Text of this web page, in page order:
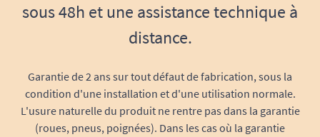
sous 48h et une assistance technique à
distance.
Garantie de 2 ans sur tout défaut de fabrication, sous la
condition d'une installation et d'une utilisation normale.
L'usure naturelle du produit ne rentre pas dans la garantie
(roues, pneus, poignées). Dans les cas où la garantie